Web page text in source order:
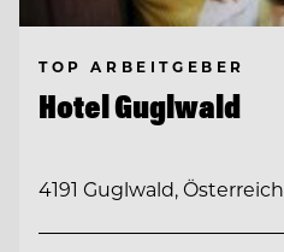
TOP ARBEITGEBER
Hotel Guglwald
4191 Guglwald, Österreich